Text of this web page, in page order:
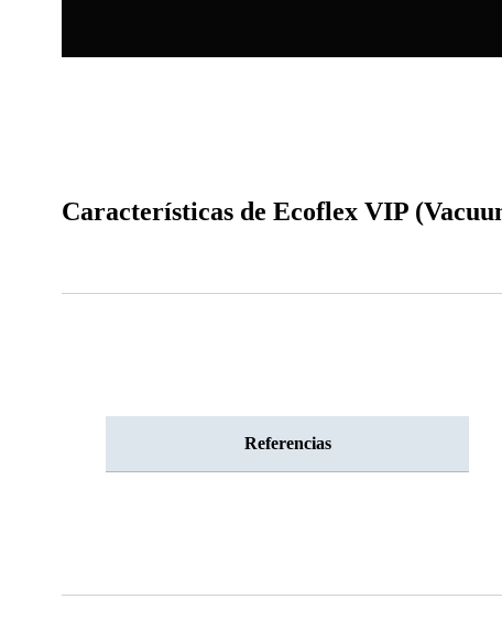
Características de Ecoflex VIP
Referencias